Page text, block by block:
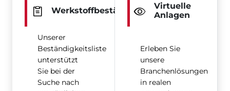
Werkstoffbeständigkeit
Unserer
Beständigkeitsliste
unterstützt
Sie bei der
Suche nach
Virtuelle
Anlagen
Erleben Sie
unsere
Branchenlösungen
in realen